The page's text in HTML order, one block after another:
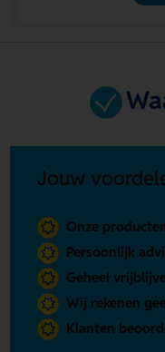
Jouw
Onze
Persoonlijk
Geheel
Wij rekenen
Klanten